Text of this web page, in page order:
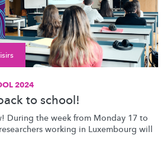
2024
to school!
During the week from Monday 17 to
working in Luxembourg will